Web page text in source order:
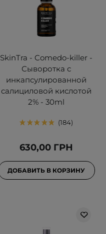
SkinTra - Comedo-killer -
Сыворотка с
инкапсулированной
салициловой кислотой
2% - 30ml
184
630,00 ГРН
ДОБАВИТЬ В КОРЗИНУ